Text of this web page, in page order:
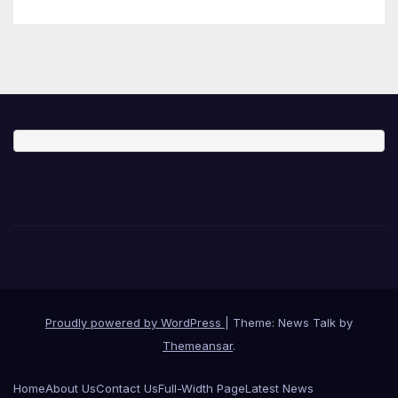
Proudly powered by WordPress
Theme: News Talk by
Themeansar.
HomeAbout UsContact UsFull-Width PageLatest News